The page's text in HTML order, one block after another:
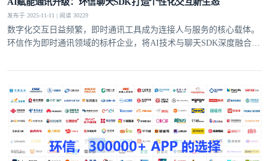
AI赋能通讯升级：环信聊天SDK打造个性化交互新生态
发布于 2025-11-11 | 阅读 30229
数字化交互日益频繁，即时通讯工具成为连接人与服务的核心载体。
环信作为即时通讯领域的标杆企业，将AI技术与聊天SDK深度融合，
供高效开发方案的同时，也为用户带来了更具沉浸感和个性化的交互